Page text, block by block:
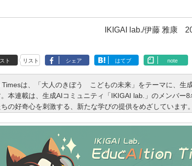
IKIGAI lab./伊藤 雅康
ト リスト シェア はてブ note
Timesは、「大人のきぼう こどもの未来」をテーマに、生
本連載は、生成AIコミュニティ「IKIGAI lab.」のメンバー
の好奇心を刺激する、新たな学びの提供をめざしています。